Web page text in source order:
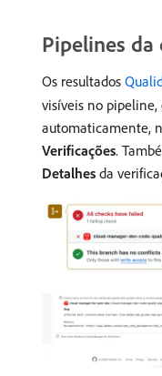
Pipelines
Os resultados
visíveis no
automaticamente,
Verificações.
Detalhes da